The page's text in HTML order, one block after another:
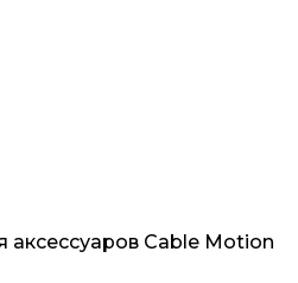
аксессуаров Cable Motion